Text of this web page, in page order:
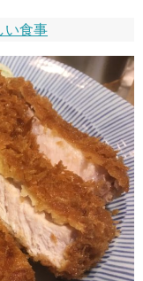
い食事